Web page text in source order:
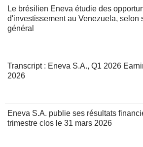
Le brésilien Eneva étudie des
d'investissement au Venezuela, selon
général
Transcript : Eneva S.A., Q1 2026
2026
Eneva S.A. publie ses résultats
trimestre clos le 31 mars 2026